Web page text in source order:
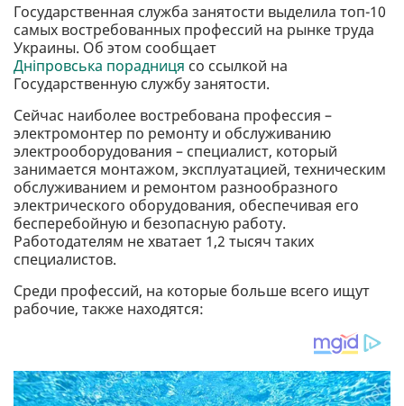
Государственная служба занятости выделила топ-10
самых востребованных профессий на рынке труда
Украины. Об этом сообщает
Дніпровська порадниця со ссылкой на
Государственную службу занятости.
Сейчас наиболее востребована профессия –
электромонтер по ремонту и обслуживанию
электрооборудования – специалист, который
занимается монтажом, эксплуатацией, техническим
обслуживанием и ремонтом разнообразного
электрического оборудования, обеспечивая его
бесперебойную и безопасную работу.
Работодателям не хватает 1,2 тысяч таких
специалистов.
Среди профессий, на которые больше всего ищут
рабочие, также находятся: